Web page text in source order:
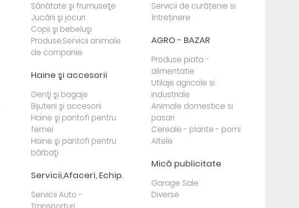
Sănătate şi frumuseţe
Jucării şi jocuri
Copii şi bebeluşi
Produse,Servicii animale
de companie
Haine şi accesorii
Genţi şi bagaje
Bijuterii şi accesorii
Haine şi pantofi pentru
femei
Haine şi pantofi pentru
bărbaţi
Servicii,Afaceri, Echip.
Servicii Auto -
Servicii de curățenie si
întreținere
AGRO - BAZAR
Produse piata -
alimentatie
Utilaje agricole si
industriale
Animale domestice si
pasari
Cereale - plante - pomi
Altele
Mică publicitate
Garage Sale
Diverse